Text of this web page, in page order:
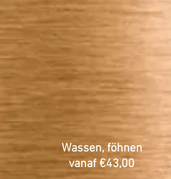
Wassen, föhnen
vanaf €43,00